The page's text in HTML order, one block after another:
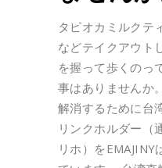
タピオカミルクテ
などテイクアウト
を握って歩くのっ
事はありませんか
解消するために台
リンクホルダー（
リホ）をEMAJINY